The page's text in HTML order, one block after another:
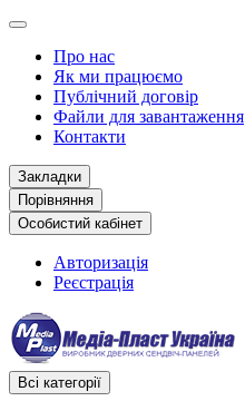
Про нас
Як ми працюємо
Публічний договір
Файли для завантаження
Контакти
Закладки
Порівняння
Особистий кабінет
Авторизація
Реєстрація
Всі категорії